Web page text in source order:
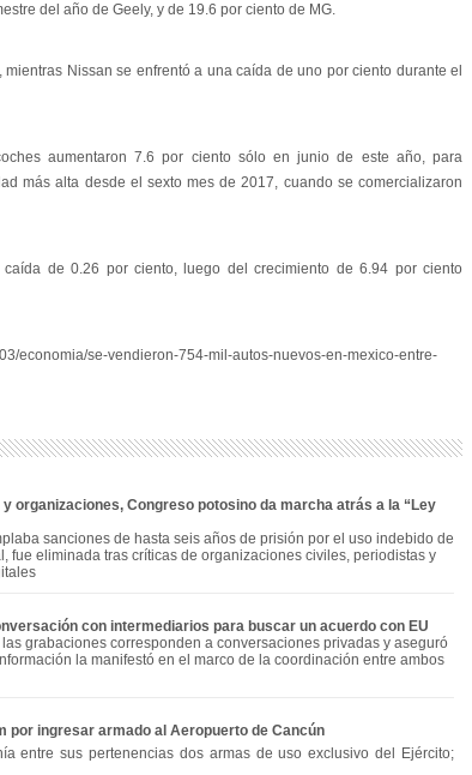
del año de Geely, y de 19.6 por ciento de MG.
Nissan se enfrentó a una caída de uno por ciento durante el
aumentaron 7.6 por ciento sólo en junio de este año, para
más alta desde el sexto mes de 2017, cuando se comercializaron
de 0.26 por ciento, luego del crecimiento de 6.94 por ciento
economia/se-vendieron-754-mil-autos-nuevos-en-mexico-entre-
organizaciones, Congreso potosino da marcha atrás a la “Ley
sanciones de hasta seis años de prisión por el uso indebido de
fue eliminada tras críticas de organizaciones civiles, periodistas y
con intermediarios para buscar un acuerdo con EU
grabaciones corresponden a conversaciones privadas y aseguró
la manifestó en el marco de la coordinación entre ambos
por ingresar armado al Aeropuerto de Cancún
entre sus pertenencias dos armas de uso exclusivo del Ejército;